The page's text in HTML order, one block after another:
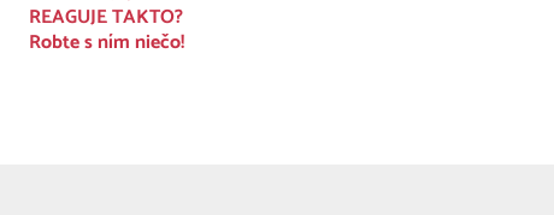
REAGUJE TAKTO?
Robte s ním niečo!